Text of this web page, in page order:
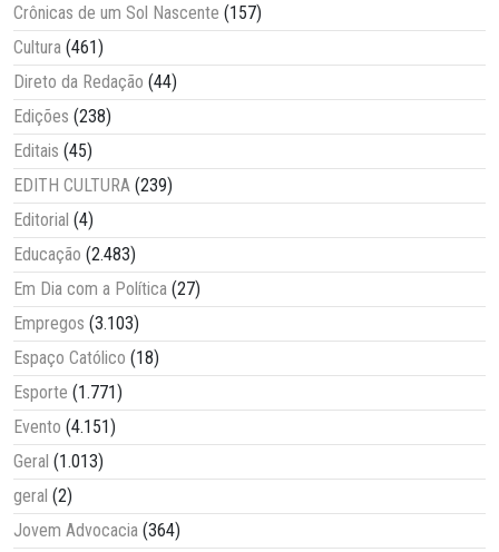
Crônicas de um Sol Nascente (157)
Cultura (461)
Direto da Redação (44)
Edições (238)
Editais (45)
EDITH CULTURA (239)
Editorial (4)
Educação (2.483)
Em Dia com a Política (27)
Empregos (3.103)
Espaço Católico (18)
Esporte (1.771)
Evento (4.151)
Geral (1.013)
geral (2)
Jovem Advocacia (364)